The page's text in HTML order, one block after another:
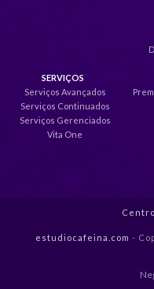
SERVIÇOS
Serviços Avançados
Serviços Continuados
Serviços Gerenciados
Vita One
estudiocafeina.com -